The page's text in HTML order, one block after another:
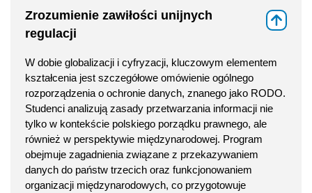
Zrozumienie zawiłości unijnych
regulacji
W dobie globalizacji i cyfryzacji, kluczowym elementem
kształcenia jest szczegółowe omówienie ogólnego
rozporządzenia o ochronie danych, znanego jako RODO.
Studenci analizują zasady przetwarzania informacji nie
tylko w kontekście polskiego porządku prawnego, ale
również w perspektywie międzynarodowej. Program
obejmuje zagadnienia związane z przekazywaniem
danych do państw trzecich oraz funkcjonowaniem
organizacji międzynarodowych, co przygotowuje